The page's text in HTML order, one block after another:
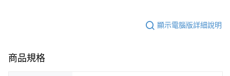
顯示電腦版詳細說明
商品規格